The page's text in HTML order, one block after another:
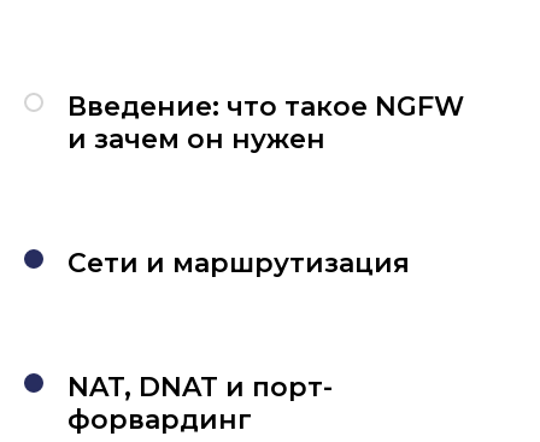
Введение: что такое NGFW
и зачем он нужен
Сети и маршрутизация
NAT, DNAT и порт-
форвардинг